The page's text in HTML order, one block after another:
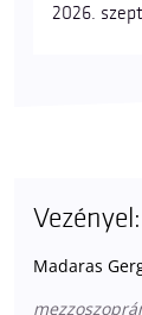
2026.
Vezényel:
Madaras